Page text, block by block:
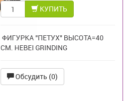
КУПИТЬ
ФИГУРКА "ПЕТУХ" ВЫСОТА=40
СМ. HEBEI GRINDING
Обсудить (0)